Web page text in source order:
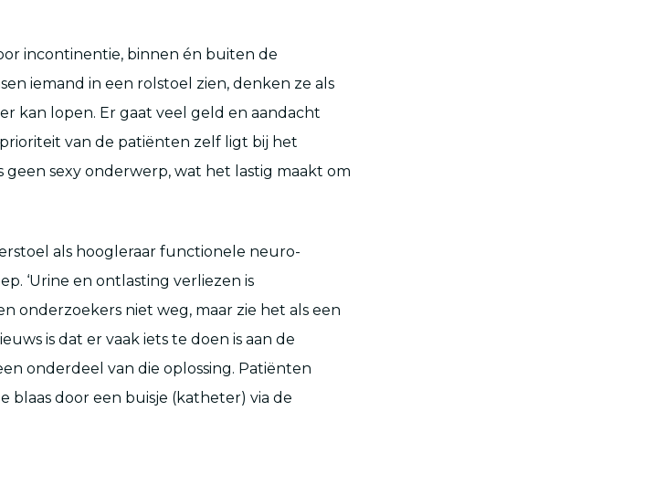
incontinentie, binnen én buiten de
iemand in een rolstoel zien, denken ze als
kan lopen. Er gaat veel geld en aandacht
van de patiënten zelf ligt bij het
sexy onderwerp, wat het lastig maakt om
als hoogleraar functionele neuro-
‘Urine en ontlasting verliezen is
onderzoekers niet weg, maar zie het als een
is dat er vaak iets te doen is aan de
onderdeel van die oplossing. Patiënten
blaas door een buisje (katheter) via de